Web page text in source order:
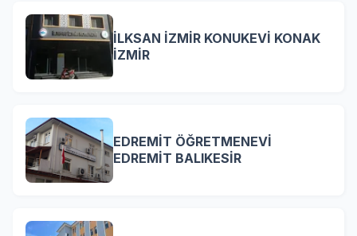
İLKSAN İZMİR KONUKEVİ KONAK
İZMİR
EDREMİT ÖĞRETMENEVİ
EDREMİT BALIKESİR